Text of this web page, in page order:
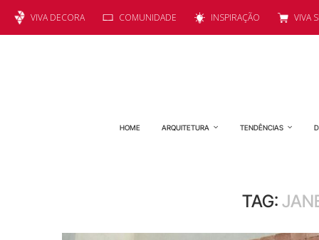
VIVA DECORA COMUNIDADE INSPIRAÇÃO VIVA
HOME ARQUITETURA TENDÊNCIAS
TAG: